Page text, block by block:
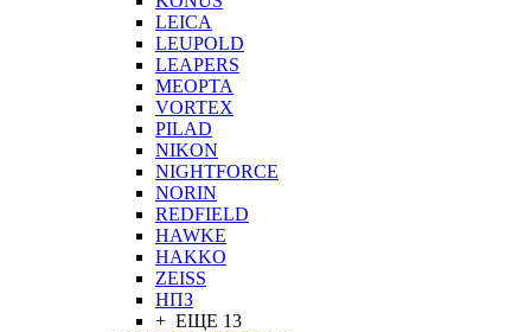
LEICA
LEUPOLD
LEAPERS
MEOPTA
VORTEX
PILAD
NIKON
NIGHTFORCE
NORIN
REDFIELD
HAWKE
HAKKO
ZEISS
НПЗ
+ ЕЩЕ 13